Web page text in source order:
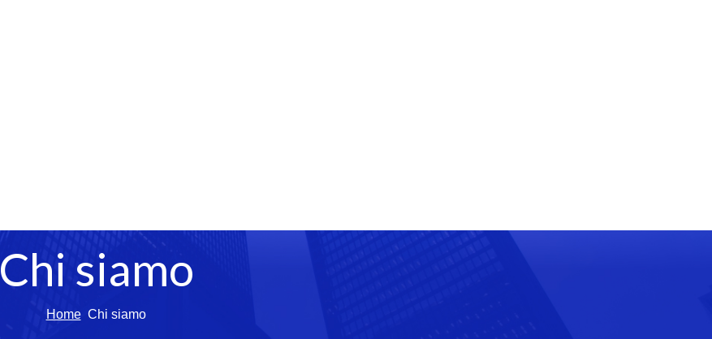
Chi siamo
Home Chi siamo